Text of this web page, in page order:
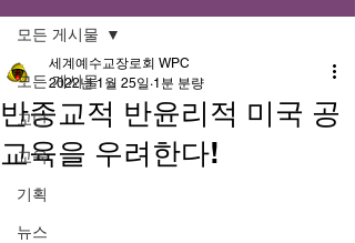
모든 게시물
교단
교육
기획
뉴스
모든 게시물
반종교적 반윤리적 미국 공
교육을 우려한다!
세계예수교장로회 WPC
2022년 1월 25일 1분 분량